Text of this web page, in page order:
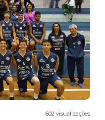
602 visualizações